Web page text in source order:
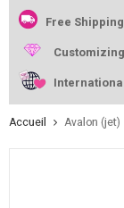
Free
Accueil Avalon (jet)